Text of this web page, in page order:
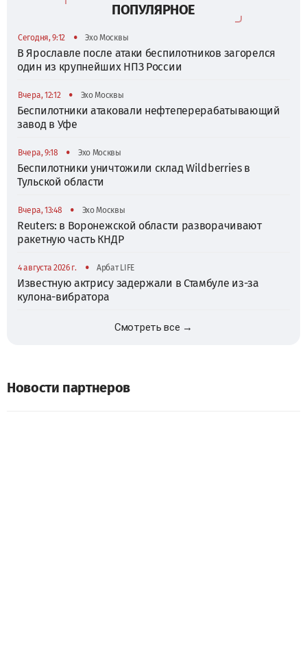
ПОПУЛЯРНОЕ
Сегодня, 9:12 • Эхо Москвы
В Ярославле после атаки беспилотников загорелся
один из крупнейших НПЗ России
Вчера, 12:12 • Эхо Москвы
Беспилотники атаковали нефтеперерабатывающий
завод в Уфе
Вчера, 9:18 • Эхо Москвы
Беспилотники уничтожили склад Wildberries в
Тульской области
Вчера, 13:48 • Эхо Москвы
Reuters: в Воронежской области разворачивают
ракетную часть КНДР
4 августа 2026 г. • Арбат LIFE
Известную актрису задержали в Стамбуле из-за
кулона-вибратора
Смотреть все →
Новости партнеров